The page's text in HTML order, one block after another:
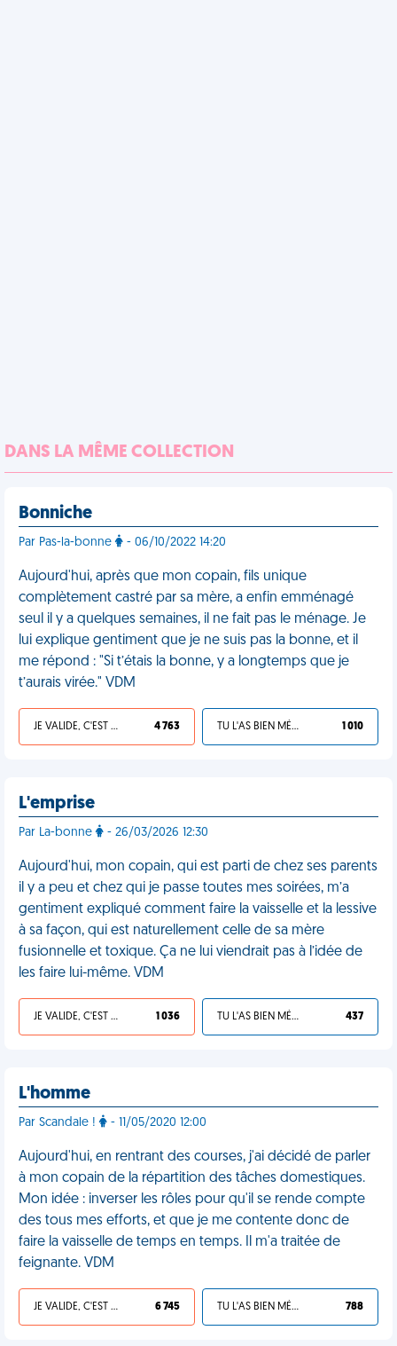
DANS LA MÊME COLLECTION
Bonniche
Par Pas-la-bonne - 06/10/2022 14:20
Aujourd'hui, après que mon copain, fils unique
complètement castré par sa mère, a enfin emménagé
seul il y a quelques semaines, il ne fait pas le ménage. Je
lui explique gentiment que je ne suis pas la bonne, et il
me répond : "Si t’étais la bonne, y a longtemps que je
t’aurais virée." VDM
JE VALIDE, C'EST UNE VDM 4 763 TU L'AS BIEN MÉRITÉ 1 010
L'emprise
Par La-bonne - 26/03/2026 12:30
Aujourd'hui, mon copain, qui est parti de chez ses parents
il y a peu et chez qui je passe toutes mes soirées, m’a
gentiment expliqué comment faire la vaisselle et la lessive
à sa façon, qui est naturellement celle de sa mère
fusionnelle et toxique. Ça ne lui viendrait pas à l’idée de
les faire lui-même. VDM
JE VALIDE, C'EST UNE VDM 1 036 TU L'AS BIEN MÉRITÉ 437
L'homme
Par Scandale ! - 11/05/2020 12:00
Aujourd'hui, en rentrant des courses, j'ai décidé de parler
à mon copain de la répartition des tâches domestiques.
Mon idée : inverser les rôles pour qu'il se rende compte
des tous mes efforts, et que je me contente donc de
faire la vaisselle de temps en temps. Il m'a traitée de
feignante. VDM
JE VALIDE, C'EST UNE VDM 6 745 TU L'AS BIEN MÉRITÉ 788